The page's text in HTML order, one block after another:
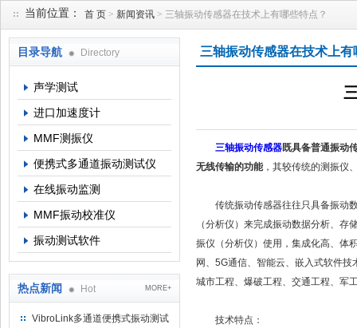
当前位置： 首 页 > 新闻资讯 > 三轴振动传感器在技术上有哪些特点？
目录导航 Directory
声学测试
进口加速度计
MMF测振仪
便携式多通道振动测试仪
在线振动监测
MMF振动校准仪
振动测试软件
热点新闻 Hot MORE+
VibroLink多通道便携式振动测试
三轴振动传感器在技术上有
三轴振动传感器既具备普通振动
无线传输的功能，其较传统的测振仪
传统振动传感器往往只具备振动数
（分析仪）来完成振动数据分析、
振仪（分析仪）使用，集成化高、体
网、5G通信、智能云、嵌入式软件
城市工程、爆破工程、交通工程、军
技术特点：